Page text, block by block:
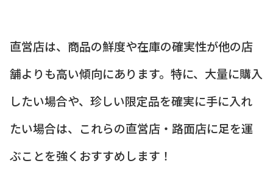
直営店は、商品の鮮度や在庫の確実性が他の店
舗よりも高い傾向にあります。特に、大量に購入
したい場合や、珍しい限定品を確実に手に入れ
たい場合は、これらの直営店・路面店に足を運
ぶことを強くおすすめします！